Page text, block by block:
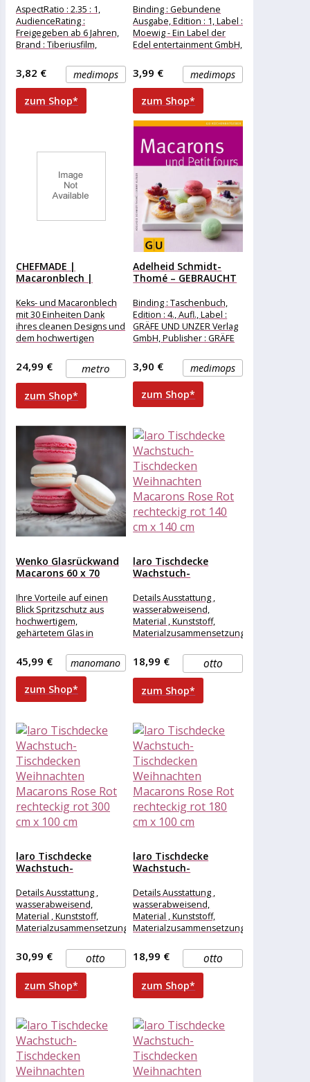
Macarons...
AspectRatio : 2.35 : 1,
AudienceRating :
Freigegeben ab 6 Jahren,
Brand : Tiberiusfilm,
Standard
medimops
3,82 €
zum Shop*
Binding : Gebundene
Ausgabe, Edition : 1, Label :
Moewig - Ein Label der
Edel entertainment GmbH,
medimops
3,99 €
zum Shop*
CHEFMADE |
Macaronblech |
Champagnergold...
Keks- und Macaronblech
mit 30 Einheiten Dank
ihres cleanen Designs und
dem hochwertigen
zaubert diese Backform in
Profi-Qualität
wohlgeformte
metro
24,99 €
zum Shop*
Adelheid Schmidt-
Thomé – GEBRAUCHT
Binding : Taschenbuch,
Edition : 4., Aufl., Label :
GRÄFE UND UNZER Verlag
GmbH, Publisher : GRÄFE
medimops
3,90 €
zum Shop*
Wenko Glasrückwand
Macarons 60 x 70
Ihre Vorteile auf einen
Blick Spritzschutz aus
hochwertigem,
gehärtetem Glas in
Robust und schlagfest :
Spezielle Schutzschicht
manomano
45,99 €
zum Shop*
laro Tischdecke
Wachstuch-
Weihnachten
Macarons Rose Rot...
Details Ausstattung ,
wasserabweisend,
Material , Kunststoff,
Materialzusammensetzung
Gewicht Breite , 140 cm,
Länge , 140
otto
18,99 €
zum Shop*
laro Tischdecke
Wachstuch-
Weihnachten
Macarons Rose Rot...
Details Ausstattung ,
wasserabweisend,
Material , Kunststoff,
Materialzusammensetzung
Gewicht Breite , 300 cm,
Länge , 100
otto
30,99 €
zum Shop*
laro Tischdecke
Wachstuch-
Weihnachten
Macarons Rose Rot...
Details Ausstattung ,
wasserabweisend,
Material , Kunststoff,
Materialzusammensetzung
Gewicht Breite , 180 cm,
Länge , 100
otto
18,99 €
zum Shop*